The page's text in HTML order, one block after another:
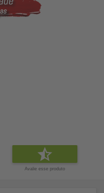
Avalie esse produto